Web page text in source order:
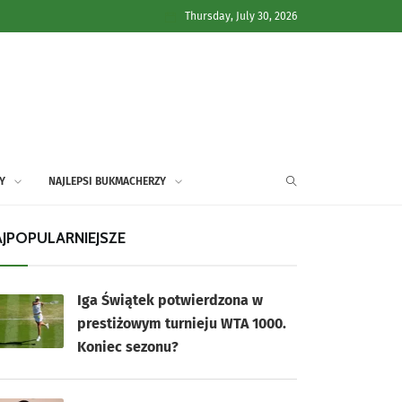
Thursday, July 30, 2026
NAJLEPSI BUKMACHERZY
Iga Świątek potwierdzona w
prestiżowym turnieju WTA 1000.
Koniec sezonu?